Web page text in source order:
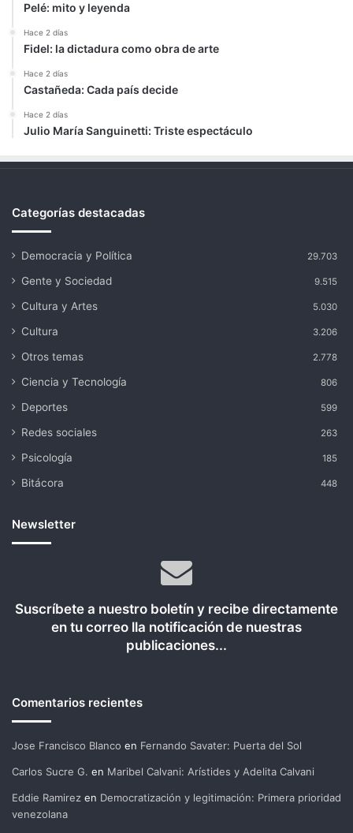
Pelé: mito y leyenda
Hace 2 días
Fidel: la dictadura como obra de arte
Hace 2 días
Castañeda: Cada país decide
Hace 2 días
Julio María Sanguinetti: Triste espectáculo
Categorías destacadas
Democracia y Política 29.703
Gente y Sociedad 9.515
Cultura y Artes 5.030
Cultura 3.206
Otros temas 2.778
Ciencia y Tecnología 806
Deportes 599
Redes sociales 263
Psicología 185
Bitácora 448
Newsletter
Suscríbete a nuestro boletín y recibe directamente
en tu correo lla notificación de nuestras
publicaciones...
Comentarios recientes
Jose Francisco Blanco en Fernando Savater: Puerta del Sol
Carlos Sucre G. en Maribel Calvani: Arístides y Adelita Calvani
Eddie Ramirez en Democratización y legitimación: Primera prioridad
venezolana